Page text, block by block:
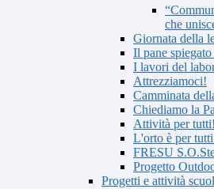
che
Giornata della
Il pane
I lavori del
Attrezziamoci!
Camminata
Chiediamo la
Attività per tutti!
L'orto è per
FRESU
Progetto
Progetti e attività